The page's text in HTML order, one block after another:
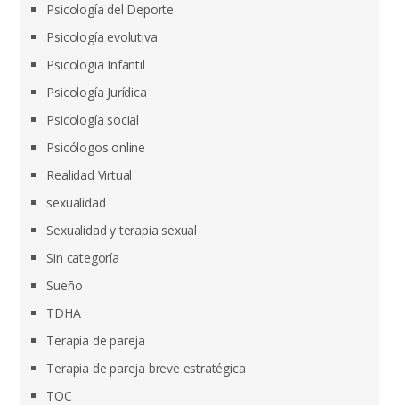
Psicología del Deporte
Psicología evolutiva
Psicologia Infantil
Psicología Jurídica
Psicología social
Psicólogos online
Realidad Virtual
sexualidad
Sexualidad y terapia sexual
Sin categoría
Sueño
TDHA
Terapia de pareja
Terapia de pareja breve estratégica
TOC